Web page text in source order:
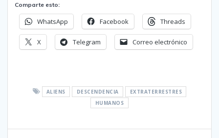
Comparte esto:
WhatsApp Facebook Threads
X Telegram Correo electrónico
ALIENS DESCENDENCIA
EXTRATERRESTRES
HUMANOS